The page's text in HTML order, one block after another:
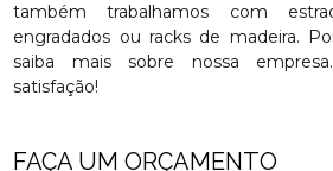
também trabalhamos com
engradados ou racks de madeira.
saiba mais sobre nossa
satisfação!
FAÇA UM ORÇAMENTO